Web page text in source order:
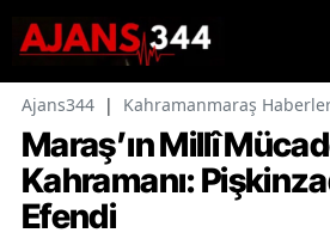
Ajans344 | Kahramanmaraş
Maraş’ın Millî
Kahramanı:
Efendi